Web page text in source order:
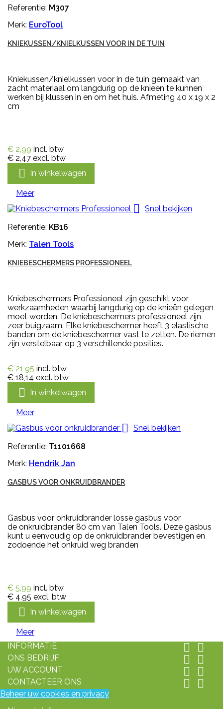
Referentie: M307
Merk: EuroTool
KNIEKUSSEN/KNIELKUSSEN VOOR IN DE TUIN
Kniekussen/knielkussen voor in de tuin gemaakt van
zacht materiaal om langdurig op de knieen te kunnen
werken bij klussen in en om het huis. Afmeting 40 x 19 x 2
cm
€ 2,99 incl. btw
€ 2,47 excl. btw
 In winkelwagen
Meer

Snel bekijken
Referentie: KB16
Merk: Talen Tools
KNIEBESCHERMERS PROFESSIONEEL
Kniebeschermers Professioneel zijn geschikt voor
werkzaamheden waarbij langdurig op de knieën gelegen
moet worden. De kniebeschermers professioneel zijn
zeer buigzaam. Elke kniebeschermer heeft 3 elastische
banden om de kniebeschermer vast te zetten. De riemen
zijn verstelbaar op 3 verschillende posities.
€ 21,95 incl. btw
€ 18,14 excl. btw
 In winkelwagen
Meer

Snel bekijken
Referentie: T1101668
Merk: Hendrik Jan
GASBUS VOOR ONKRUIDBRANDER
Gasbus voor onkruidbrander losse gasbus voor
de onkruidbrander 80 cm van Talen Tools. Deze gasbus
kunt u eenvoudig op de onkruidbrander bevestigen en
zodoende het onkruid weg branden
€ 5,99 incl. btw
€ 4,95 excl. btw
 In winkelwagen
Meer
INFORMATIE
 
ONS BEDRIJF  
UW ACCOUNT  
CONTACTEER ONS  
Beheer uw cookies en privacy